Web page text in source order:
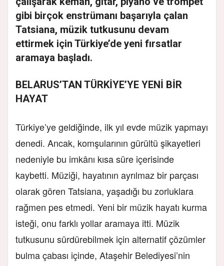
gibi birçok enstrümanı başarıyla çalan
Tatsiana, müzik tutkusunu devam
ettirmek için Türkiye’de yeni fırsatlar
aramaya başladı.
BELARUS’TAN TÜRKİYE’YE YENİ BİR
HAYAT
Türkiye’ye geldiğinde, ilk yıl evde müzik yapmayı
denedi. Ancak, komşularının gürültü şikayetleri
nedeniyle bu imkânı kısa süre içerisinde
kaybetti. Müziği, hayatının ayrılmaz bir parçası
olarak gören Tatsiana, yaşadığı bu zorluklara
rağmen pes etmedi. Yeni bir müzik hayatı kurma
isteği, onu farklı yollar aramaya itti. Müzik
tutkusunu sürdürebilmek için alternatif çözümler
bulma çabası içinde, Ataşehir Belediyesi’nin